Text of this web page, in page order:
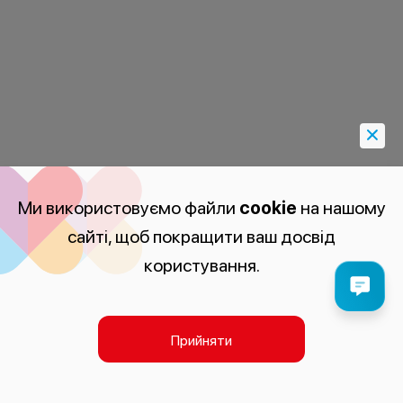
Ми використовуємо файли cookie на нашому
сайті, щоб покращити ваш досвід
користування.
Прийняти